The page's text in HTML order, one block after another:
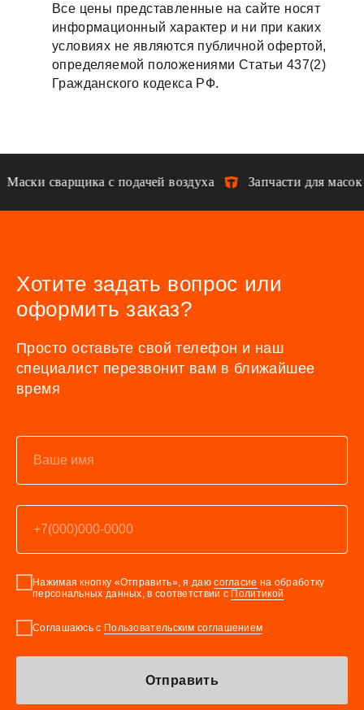
Все цены представленные на сайте носят
информационный характер и ни при каких
условиях не являются публичной офертой,
определяемой положениями Статьи 437(2)
Гражданского кодекса РФ.
Маски сварщика с подачей воздуха Запчасти для
Хотите задать вопрос или
оформить заказ?
Просто оставьте свой телефон и наш
специалист перезвонит вам в ближайшее
время
Нажимая кнопку «Отправить», я даюсогласие на обработку
персональных данных, в соответствии с Политикой
Соглашаюсь с Пользовательским соглашением
Отправить